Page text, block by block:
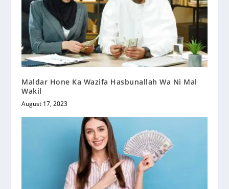
Maldar Hone Ka Wazifa Hasbunallah Wa Ni Mal
Wakil
August 17, 2023